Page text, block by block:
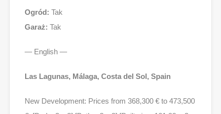
Ogród: Tak
Garaż: Tak
— English —
Las Lagunas, Málaga, Costa del Sol, Spain
New Development: Prices from 368,300 € to 473,500